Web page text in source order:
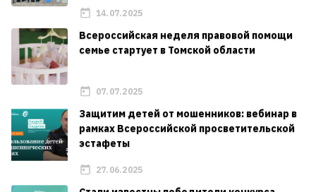
14.07.2025
Всероссийская неделя правовой помощи
семье стартует в Томской области
07.07.2025
Защитим детей от мошенников: вебинар в
рамках Всероссийской просветительской
эстафеты
27.06.2025